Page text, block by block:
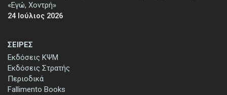
ΣΕΙΡΕΣ
Εκδόσεις ΚΨΜ
Εκδόσεις Στρατής
Περιοδικά
Fallimento Books
«Εγώ, Χοντρή»
24 Ιούλιος 2026